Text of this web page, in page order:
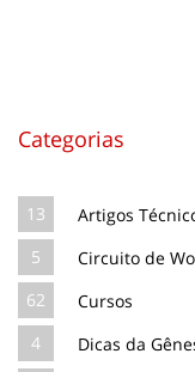
Categorias
13
Artigos
5
Circuito de
62
Cursos
4
Dicas da